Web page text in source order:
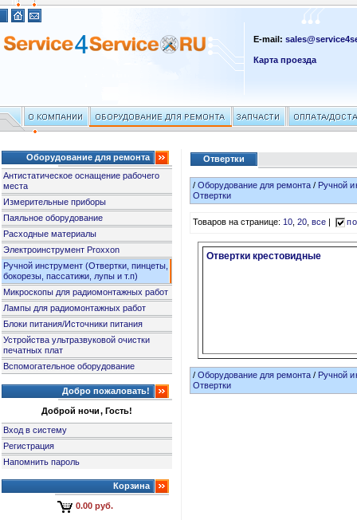
E-mail:
Карта проезда
Оборудование для ремонта
Антистатическое оснащение рабочего
места
Измерительные приборы
Паяльное оборудование
Расходные материалы
Электроинструмент Proxxon
Ручной инструмент (Отвертки, пинцеты,
бокорезы, пассатижи, лупы и т.п)
Микроскопы для радиомонтажных работ
Лампы для радиомонтажных работ
Блоки питания/Источники питания
Устройства ультразвуковой очистки
печатных плат
Вспомогательное оборудование
Добро пожаловать!
Доброй ночи, Гость!
Вход в систему
Регистрация
Напомнить пароль
Корзина
0.00 руб.
Отвертки
/Оборудование для ремонта / Ручной
Отвертки
Товаров на странице:10,20,все
Отвертки крестовидные
/Оборудование для ремонта / Ручной
Отвертки